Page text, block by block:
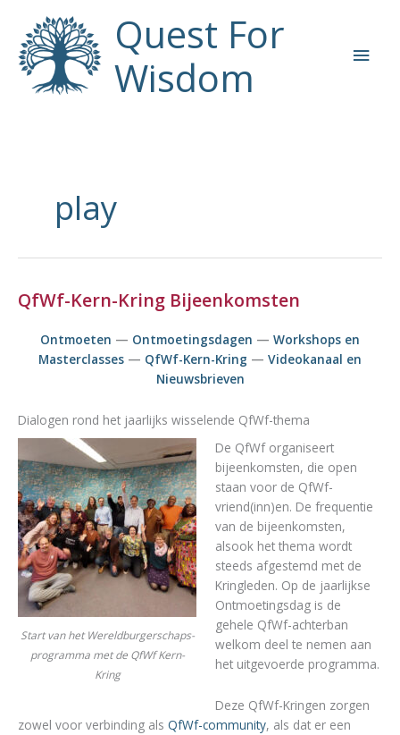
inhoud
Quest For
Wisdom
play
QfWf-Kern-Kring Bijeenkomsten
Ontmoeten — Ontmoetingsdagen — Workshops en
Masterclasses — QfWf-Kern-Kring — Videokanaal en
Nieuwsbrieven
Dialogen rond het jaarlijks wisselende QfWf-thema
Start van het Wereldburgerschaps-
programma met de QfWf Kern-
Kring
De QfWf organiseert
bijeenkomsten, die open
staan voor de QfWf-
vriend(inn)en. De frequentie
van de bijeenkomsten,
alsook het thema wordt
steeds afgestemd met de
Kringleden. Op de jaarlijkse
Ontmoetingsdag is de
gehele QfWf-achterban
welkom deel te nemen aan
het uitgevoerde programma.
Deze QfWf-Kringen zorgen
zowel voor verbinding als QfWf-community, als dat er een